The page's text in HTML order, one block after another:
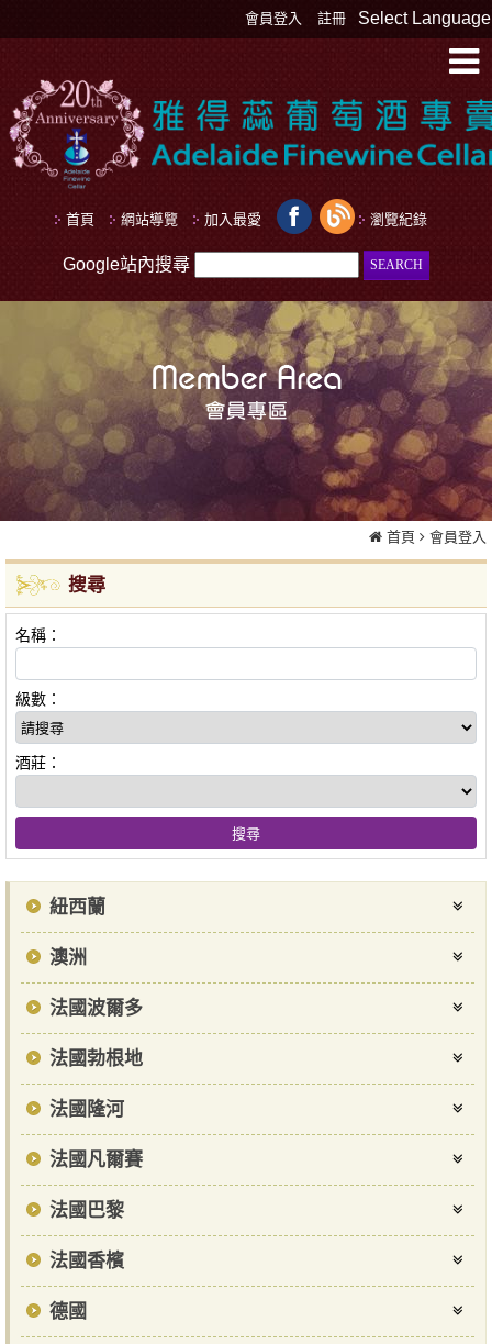
Select Language
會員登入 註冊
首頁 網站導覽 加入最愛 瀏覽紀錄
Google站內搜尋
首頁 會員登入
搜尋
名稱：
級數：
酒莊：
紐西蘭
澳洲
法國波爾多
法國勃根地
法國隆河
法國凡爾賽
法國巴黎
法國香檳
德國